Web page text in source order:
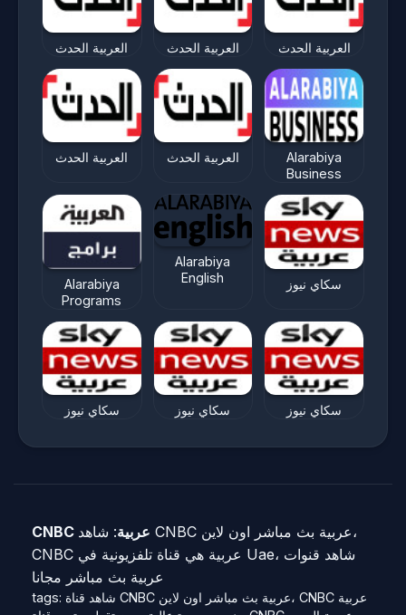
العربية الحدث العربية الحدث العربية الحدث
العربية الحدث العربية الحدث
Alarabiya
Business
Alarabiya
Programs
Alarabiya
English
سكاي نيوز
سكاي نيوز سكاي نيوز سكاي نيوز
CNBC عربية: شاهد CNBC عربية بث مباشر اون لاين،
CNBC عربية هي قناة تلفزيونية في Uae، شاهد قنوات
عربية بث مباشر مجانا
tags: شاهد قناة CNBC عربية بث مباشر اون لاين، CNBC عربية